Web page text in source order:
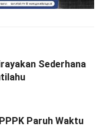
Sederhana
Paruh Waktu